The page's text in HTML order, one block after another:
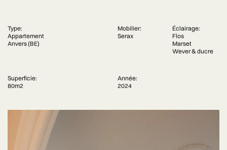
Type:
Appartement
Anvers (BE)
Mobilier:
Serax
Éclairage:
Flos
Marset
Wever & ducre
Superficie:
80m2
Année:
2024